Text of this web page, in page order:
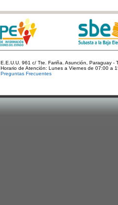
E.E.U.U. 961 c/ Tte. Fariña. Asunción, Paraguay -
Horario de Atención: Lunes a Viernes de 07:00 a
Preguntas Frecuentes